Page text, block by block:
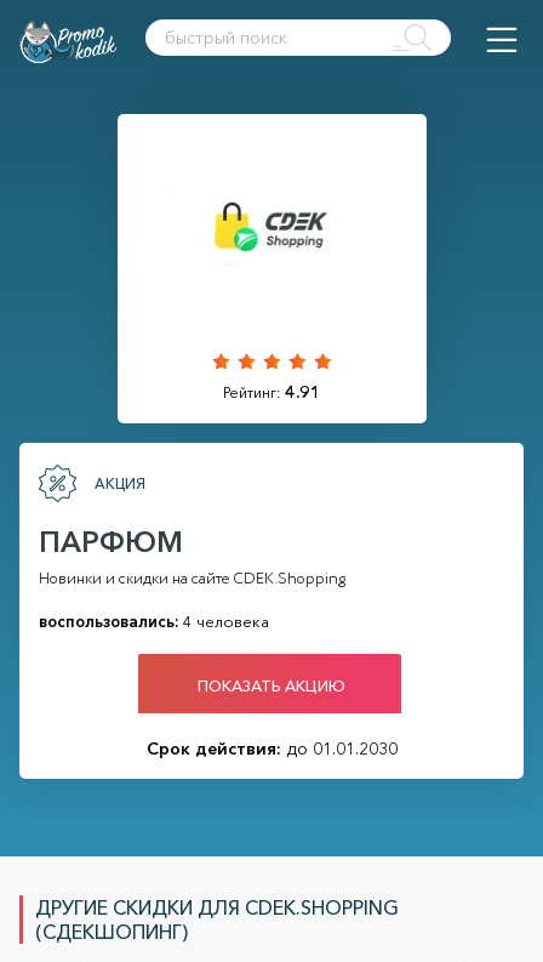
Рейтинг: 4.91
АКЦИЯ
ПАРФЮМ
Новинки и скидки на сайте CDEK.Shopping
воспользовались: 4 человека
ПОКАЗАТЬ АКЦИЮ
Срок действия: до 01.01.2030
ДРУГИЕ СКИДКИ ДЛЯ CDEK.SHOPPING
(СДЕКШОПИНГ)